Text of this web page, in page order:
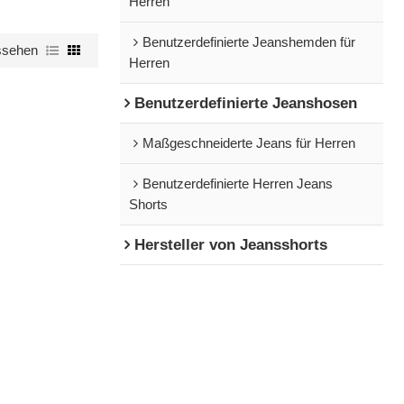
Benutzerdefinierte Jeanshemden für
Herren
Benutzerdefinierte Jeanshosen
Maßgeschneiderte Jeans für Herren
Benutzerdefinierte Herren Jeans
Shorts
Hersteller von Jeansshorts